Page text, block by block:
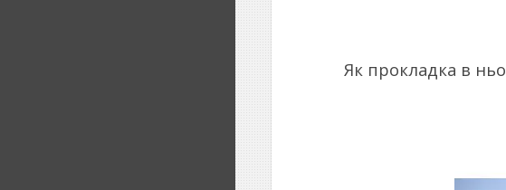
Як прокладка в